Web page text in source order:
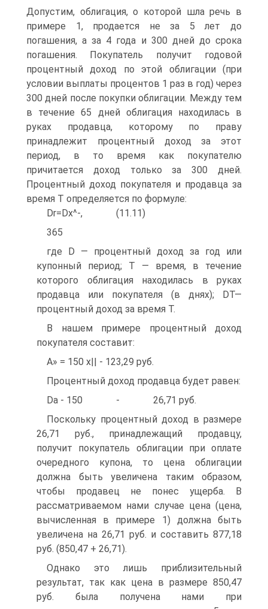
Допустим, облигация, о которой шла речь в
примере 1, продается не за 5 лет до
погашения, а за 4 года и 300 дней до срока
погашения. Покупатель получит годовой
процентный доход по этой облигации (при
условии выплаты процентов 1 раз в год) через
300 дней после покупки облигации. Между тем
в течение 65 дней облигация находилась в
руках продавца, которому по праву
принадлежит процентный доход за этот
период, в то время как покупателю
причитается доход только за 300 дней.
Процентный доход покупателя и продавца за
время Т определяется по формуле:
Dr=Dx^-, (11.11)
365
где D — процентный доход за год или
купонный период; Т — время, в течение
которого облигация находилась в руках
продавца или покупателя (в днях); DT—
процентный доход за время Т.
В нашем примере процентный доход
покупателя составит:
А» = 150 х|| - 123,29 руб.
Процентный доход продавца будет равен:
Da - 150 - 26,71 руб.
Поскольку процентный доход в размере
26,71 руб., принадлежащий продавцу,
получит покупатель облигации при оплате
очередного купона, то цена облигации
должна быть увеличена таким образом,
чтобы продавец не понес ущерба. В
рассматриваемом нами случае цена (цена,
вычисленная в примере 1) должна быть
увеличена на 26,71 руб. и составить 877,18
руб. (850,47 + 26,71).
Однако это лишь приблизительный
результат, так как цена в размере 850,47
руб. была получена нами при